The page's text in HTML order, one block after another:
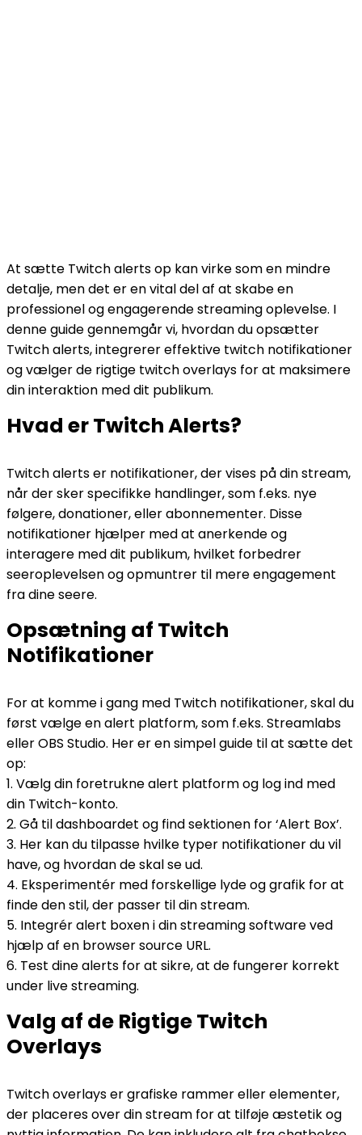
At sætte Twitch alerts op kan virke som en mindre
detalje, men det er en vital del af at skabe en
professionel og engagerende streaming oplevelse. I
denne guide gennemgår vi, hvordan du opsætter
Twitch alerts, integrerer effektive twitch notifikationer
og vælger de rigtige twitch overlays for at maksimere
din interaktion med dit publikum.
Hvad er Twitch Alerts?
Twitch alerts er notifikationer, der vises på din stream,
når der sker specifikke handlinger, som f.eks. nye
følgere, donationer, eller abonnementer. Disse
notifikationer hjælper med at anerkende og
interagere med dit publikum, hvilket forbedrer
seeroplevelsen og opmuntrer til mere engagement
fra dine seere.
Opsætning af Twitch
Notifikationer
For at komme i gang med Twitch notifikationer, skal du
først vælge en alert platform, som f.eks. Streamlabs
eller OBS Studio. Her er en simpel guide til at sætte det
op:
1. Vælg din foretrukne alert platform og log ind med
din Twitch-konto.
2. Gå til dashboardet og find sektionen for ‘Alert Box’.
3. Her kan du tilpasse hvilke typer notifikationer du vil
have, og hvordan de skal se ud.
4. Eksperimentér med forskellige lyde og grafik for at
finde den stil, der passer til din stream.
5. Integrér alert boxen i din streaming software ved
hjælp af en browser source URL.
6. Test dine alerts for at sikre, at de fungerer korrekt
under live streaming.
Valg af de Rigtige Twitch
Overlays
Twitch overlays er grafiske rammer eller elementer,
der placeres over din stream for at tilføje æstetik og